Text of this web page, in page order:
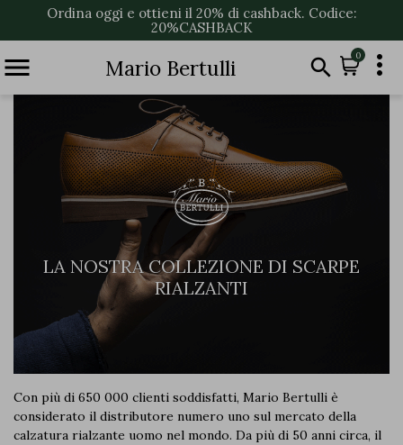
Ordina oggi e ottieni il 20% di cashback. Codice:
20%CASHBACK
 Mario Bertulli  0 
LA NOSTRA COLLEZIONE DI SCARPE
RIALZANTI
Con più di 650 000 clienti soddisfatti, Mario Bertulli è
considerato il distributore numero uno sul mercato della
calzatura rialzante uomo nel mondo. Da più di 50 anni circa, il